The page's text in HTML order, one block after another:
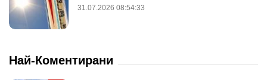
31.07.2026 08:54:33
Най-Коментирани